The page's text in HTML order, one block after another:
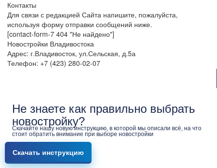
Контакты
Для связи с редакцией Сайта напишите, пожалуйста,
используя форму отправки сообщений ниже.
[contact-form-7 404 "Не найдено"]
Новостройки Владивостока
Адрес: г.Владивосток, ул.Сельская, д.5а
Телефон: +7 (423) 280-02-07
Не знаете как правильно выбрать
новостройку?
Скачайте нашу новую инструкцию, в которой мы описали всё, на что
стоит обратить внимание при выборе новостройки
Скачать инструкцию